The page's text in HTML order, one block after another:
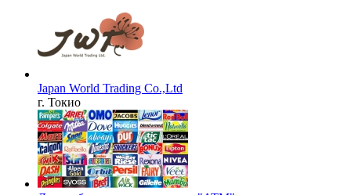
Japan World Trading Co.,Ltd
г. Токио